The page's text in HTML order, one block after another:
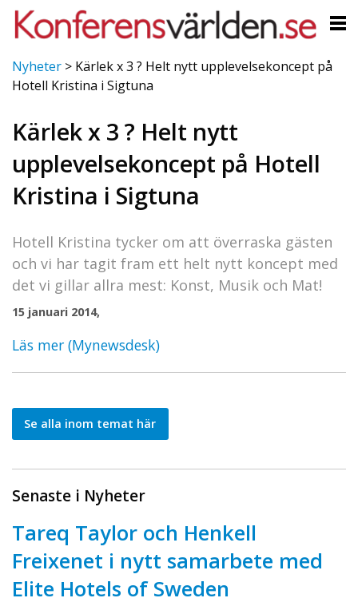
Nyheter > Kärlek x 3 ? Helt nytt upplevelsekoncept på
Hotell Kristina i Sigtuna
Kärlek x 3 ? Helt nytt
upplevelsekoncept på Hotell
Kristina i Sigtuna
Hotell Kristina tycker om att överraska gästen
och vi har tagit fram ett helt nytt koncept med
det vi gillar allra mest: Konst, Musik och Mat!
15 januari 2014,
Läs mer (Mynewsdesk)
Se alla inom temat här
Senaste i Nyheter
Tareq Taylor och Henkell
Freixenet i nytt samarbete med
Elite Hotels of Sweden